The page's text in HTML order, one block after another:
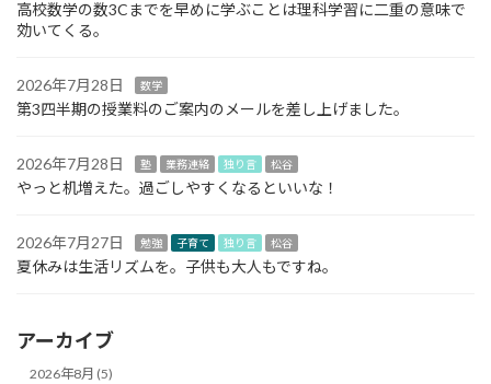
高校数学の数3Cまでを早めに学ぶことは理科学習に二重の意味で
効いてくる。
2026年7月28日 数学
第3四半期の授業料のご案内のメールを差し上げました。
2026年7月28日 塾 業務連絡 独り言 松谷
やっと机増えた。過ごしやすくなるといいな！
2026年7月27日 勉強 子育て 独り言 松谷
夏休みは生活リズムを。子供も大人もですね。
アーカイブ
2026年8月 (5)